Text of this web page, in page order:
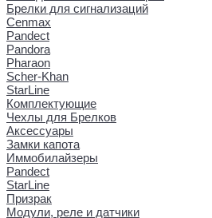
Брелки для сигнализаций
Cenmax
Pandect
Pandora
Pharaon
Scher-Khan
StarLine
Комплектующие
Чехлы для Брелков
Аксессуары
Замки капота
Иммобилайзеры
Pandect
StarLine
Призрак
Модули, реле и датчики